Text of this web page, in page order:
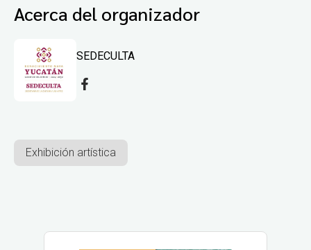
Acerca del organizador
SEDECULTA
Exhibición artística